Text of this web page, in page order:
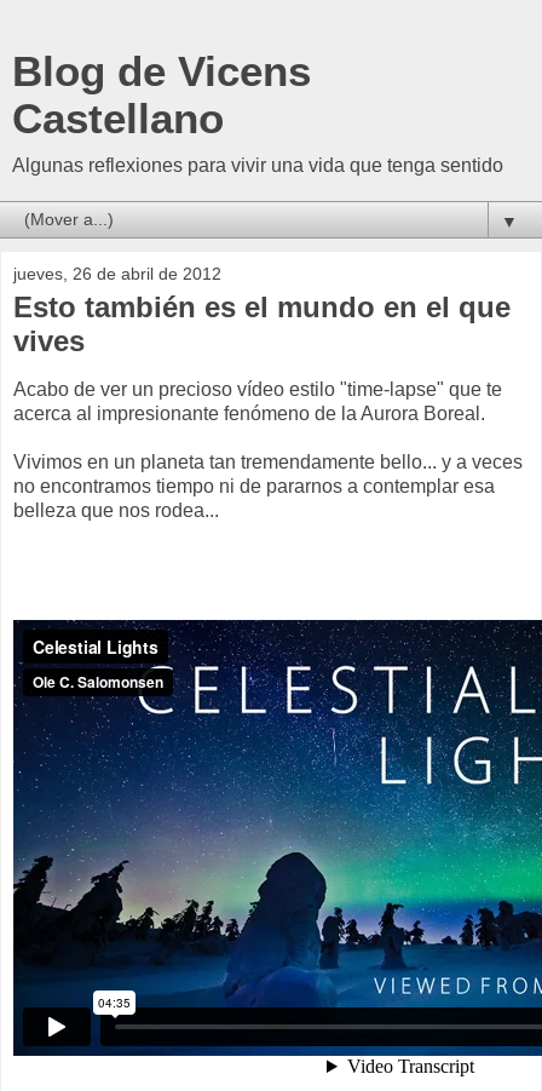
Blog de Vicens
Castellano
Algunas reflexiones para vivir una vida que tenga sentido
▼
jueves, 26 de abril de 2012
Esto también es el mundo en el que
vives
Acabo de ver un precioso vídeo estilo "time-lapse" que te
acerca al impresionante fenómeno de la Aurora Boreal.
Vivimos en un planeta tan tremendamente bello... y a veces
no encontramos tiempo ni de pararnos a contemplar esa
belleza que nos rodea...